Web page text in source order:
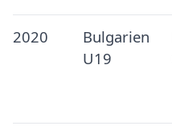
2020
Bulgarien
U19